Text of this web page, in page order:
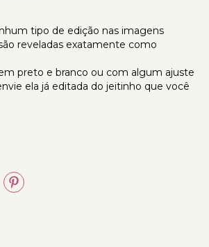
tipo de edição nas imagens
reveladas exatamente como
preto e branco ou com algum ajuste
ela já editada do jeitinho que você